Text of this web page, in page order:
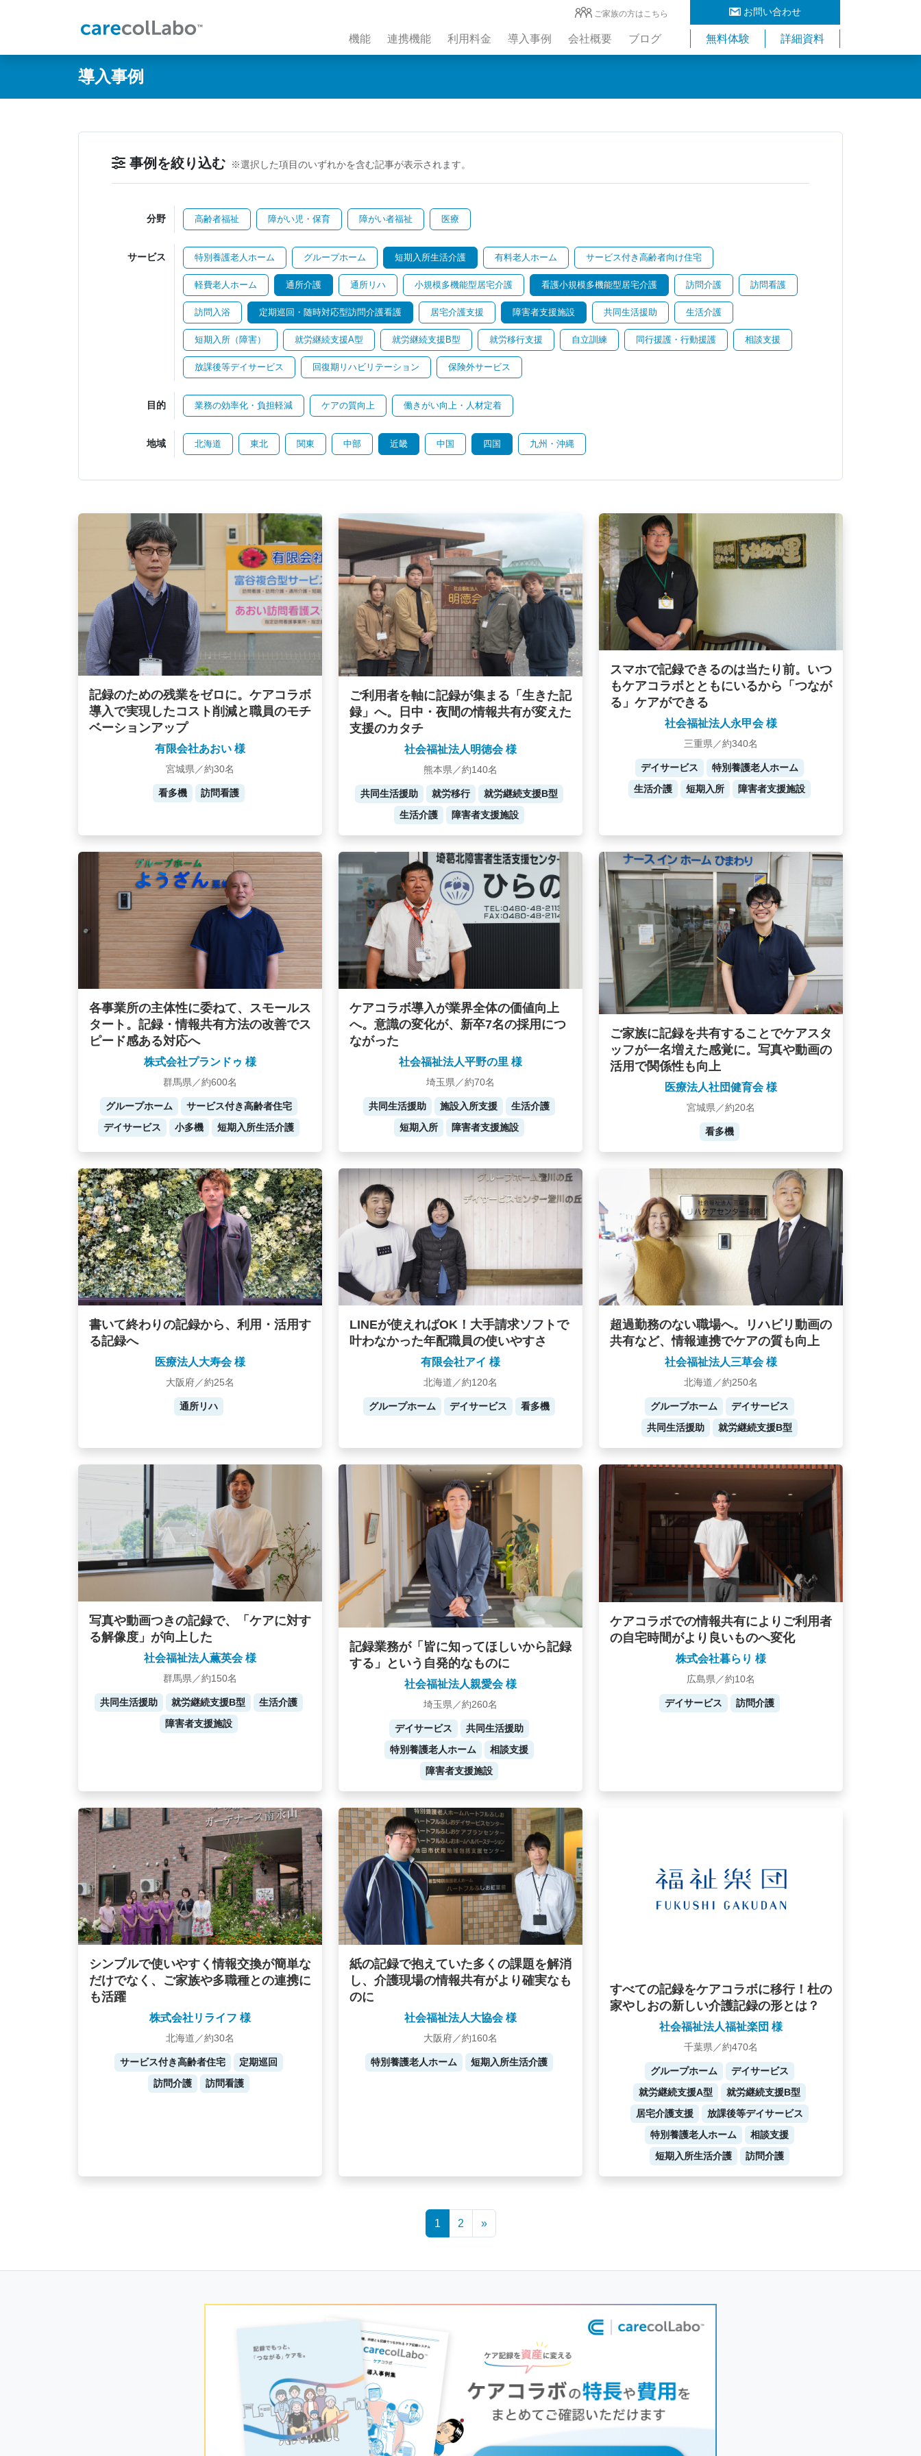
お問い合わせ
ご家族の方はこちら
機能 連携機能 利用料金 導入事例 会社概要 ブログ 無料体験 詳細資料
導入事例
事例を絞り込む ※選択した項目のいずれかを含む記事が表示されます。
分野 高齢者福祉 障がい児・保育 障がい者福祉 医療
サービス 特別養護老人ホーム グループホーム 短期入所生活介護 有料老人ホーム サービス付き高齢者向け住宅
軽費老人ホーム 通所介護 通所リハ 小規模多機能型居宅介護 看護小規模多機能型居宅介護 訪問介護 訪問看護
訪問入浴 定期巡回・随時対応型訪問介護看護 居宅介護支援 障害者支援施設 共同生活援助 生活介護
短期入所（障害） 就労継続支援A型 就労継続支援B型 就労移行支援 自立訓練 同行援護・行動援護 相談支援
放課後等デイサービス 回復期リハビリテーション 保険外サービス
目的 業務の効率化・負担軽減 ケアの質向上 働きがい向上・人材定着
地域 北海道 東北 関東 中部 近畿 中国 四国 九州・沖縄
記録のための残業をゼロに。ケアコラボ
導入で実現したコスト削減と職員のモチ
ベーションアップ
有限会社あおい 様
宮城県／約30名
看多機 訪問看護
ご利用者を軸に記録が集まる「生きた記
録」へ。日中・夜間の情報共有が変えた
支援のカタチ
社会福祉法人明徳会 様
熊本県／約140名
共同生活援助 就労移行
就労継続支援B型
生活介護
障害者支援施設
スマホで記録できるのは当たり前。いつ
もケアコラボとともにいるから「つなが
る」ケアができる
社会福祉法人永甲会 様
三重県／約340名
デイサービス
特別養護老人ホーム
生活介護
短期入所 障害者支援施設
各事業所の主体性に委ねて、スモールス
タート。記録・情報共有方法の改善でス
ピード感ある対応へ
株式会社プランドゥ 様
群馬県／約600名
グループホーム
サービス付き高齢者住宅
デイサービス
小多機 短期入所生活介護
ケアコラボ導入が業界全体の価値向上
へ。意識の変化が、新卒7名の採用につ
ながった
社会福祉法人平野の里 様
埼玉県／約70名
共同生活援助 施設入所支援
生活介護
短期入所
障害者支援施設
ご家族に記録を共有することでケアスタ
ッフが一名増えた感覚に。写真や動画の
活用で関係性も向上
医療法人社団健育会 様
宮城県／約20名
看多機
書いて終わりの記録から、利用・活用す
る記録へ
医療法人大寿会 様
大阪府／約25名
通所リハ
LINEが使えればOK！大手請求ソフトで
叶わなかった年配職員の使いやすさ
有限会社アイ 様
北海道／約120名
グループホーム デイサービス 看多機
超過勤務のない職場へ。リハビリ動画の
共有など、情報連携でケアの質も向上
社会福祉法人三草会 様
北海道／約250名
グループホーム
デイサービス
共同生活援助
就労継続支援B型
写真や動画つきの記録で、「ケアに対す
る解像度」が向上した
社会福祉法人薫英会 様
群馬県／約150名
共同生活援助 就労継続支援B型
生活介護
障害者支援施設
記録業務が「皆に知ってほしいから記録
する」という自発的なものに
社会福祉法人親愛会 様
埼玉県／約260名
デイサービス
共同生活援助
特別養護老人ホーム
相談支援
障害者支援施設
ケアコラボでの情報共有によりご利用者
の自宅時間がより良いものへ変化
株式会社暮らり 様
広島県／約10名
デイサービス 訪問介護
シンプルで使いやすく情報交換が簡単な
だけでなく、ご家族や多職種との連携に
も活躍
株式会社リライフ 様
北海道／約30名
サービス付き高齢者住宅
定期巡回
訪問介護
訪問看護
紙の記録で抱えていた多くの課題を解消
し、介護現場の情報共有がより確実なも
のに
社会福祉法人大協会 様
大阪府／約160名
特別養護老人ホーム 短期入所生活介護
すべての記録をケアコラボに移行！杜の
家やしおの新しい介護記録の形とは？
社会福祉法人福祉楽団 様
千葉県／約470名
グループホーム
デイサービス
就労継続支援A型
就労継続支援B型
居宅介護支援
放課後等デイサービス
特別養護老人ホーム
相談支援
短期入所生活介護
訪問介護
1 2 »